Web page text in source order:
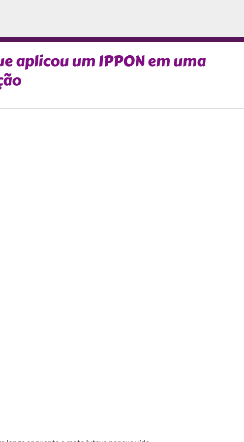
aplicou um IPPON em uma